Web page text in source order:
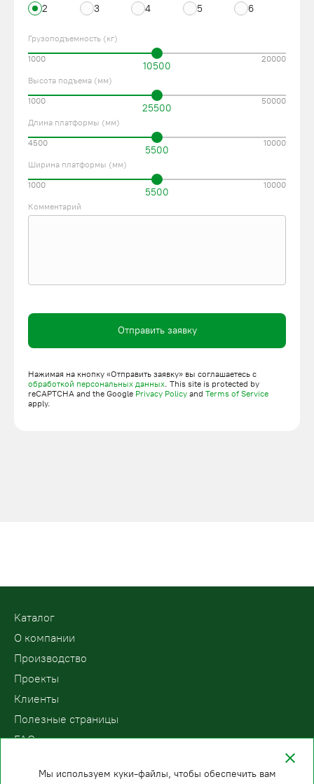
2 3 4 5 6
Грузоподъемность (кг)
10500
1000 20000
Высота подъема (мм)
25500
1000 50000
Длина платформы (мм)
5500
4500 10000
Ширина платформы (мм)
5500
1000 10000
Комментарий
Отправить заявку
Нажимая на кнопку «Отправить заявку» вы соглашаетесь с
обработкой персональных данных. This site is protected by
reCAPTCHA and the Google Privacy Policy and Terms of Service
apply.
Kаталог
О компании
Производство
Проекты
Клиенты
Полезные страницы
FAQ
Мы используем куки-файлы, чтобы обеспечить вам